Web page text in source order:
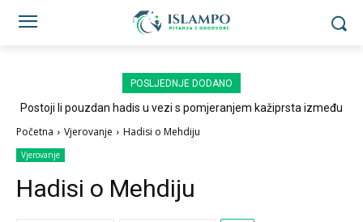
POSLJEDNJE DODANO
Postoji li pouzdan hadis u vezi s pomjeranjem kažiprsta između
Početna Vjerovanje Hadisi o Mehdiju
Vjerovanje
Hadisi o Mehdiju